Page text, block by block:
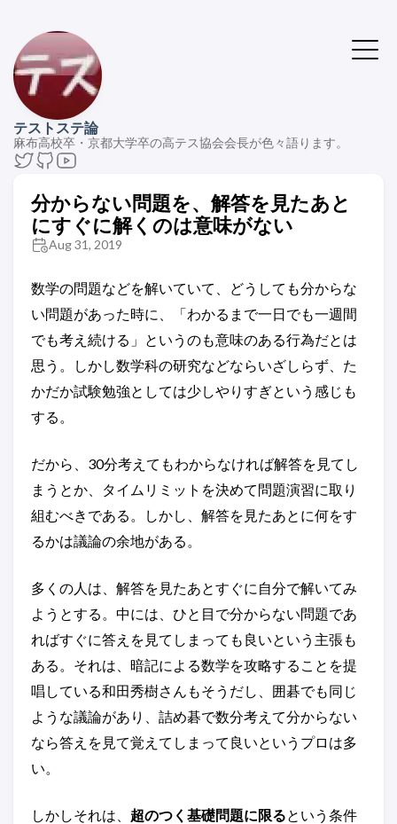
テストステ論
麻布高校卒・京都大学卒の高テス協会会長が色々語ります。
分からない問題を、解答を見たあと
にすぐに解くのは意味がない
Aug 31, 2019
数学の問題などを解いていて、どうしても分からな
い問題があった時に、「わかるまで一日でも一週間
でも考え続ける」というのも意味のある行為だとは
思う。しかし数学科の研究などならいざしらず、た
かだか試験勉強としては少しやりすぎという感じも
する。
だから、30分考えてもわからなければ解答を見てし
まうとか、タイムリミットを決めて問題演習に取り
組むべきである。しかし、解答を見たあとに何をす
るかは議論の余地がある。
多くの人は、解答を見たあとすぐに自分で解いてみ
ようとする。中には、ひと目で分からない問題であ
ればすぐに答えを見てしまっても良いという主張も
ある。それは、暗記による数学を攻略することを提
唱している和田秀樹さんもそうだし、囲碁でも同じ
ような議論があり、詰め碁で数分考えて分からない
なら答えを見て覚えてしまって良いというプロは多
い。
しかしそれは、 超のつく基礎問題に限るという条件